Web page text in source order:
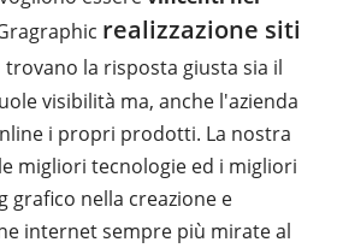
realizzazione siti
trovano la risposta giusta sia il
visibilità ma, anche l'azienda
i propri prodotti. La nostra
migliori tecnologie ed i migliori
grafico nella creazione e
internet sempre più mirate al